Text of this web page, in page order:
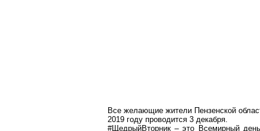
Все желающие жители Пензенской
2019 году проводится 3 декабря.
#ЩедрыйВторник – это Всемирный день